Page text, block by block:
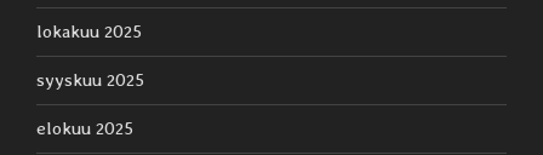
lokakuu 2025
syyskuu 2025
elokuu 2025